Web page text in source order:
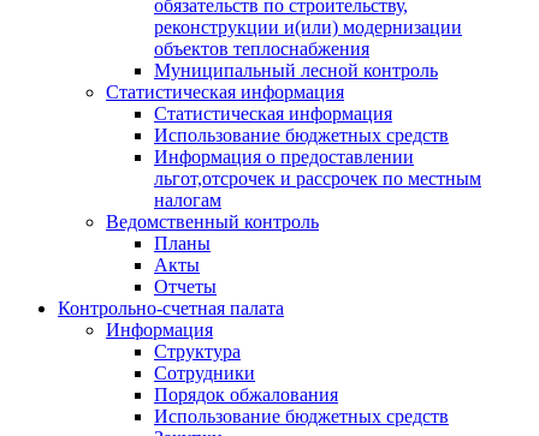
обязательств по строительству,
реконструкции и(или) модернизации
объектов теплоснабжения
Муниципальный лесной контроль
Статистическая информация
Статистическая информация
Использование бюджетных средств
Информация о предоставлении
льгот,отсрочек и рассрочек по местным
налогам
Ведомственный контроль
Планы
Акты
Отчеты
Контрольно-счетная палата
Информация
Структура
Сотрудники
Порядок обжалования
Использование бюджетных средств